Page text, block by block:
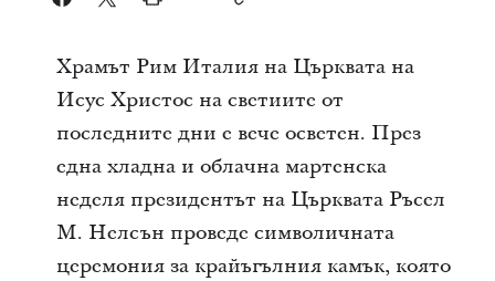
Храмът Рим Италия на Църквата на
Исус Христос на светиите от
последните дни е вече осветен. През
една хладна и облачна мартенска
неделя президентът на Църквата Ръсел
М. Нелсън проведе символичната
церемония за крайъгълния камък, която